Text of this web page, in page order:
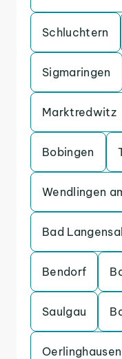
Schluchtern
Sigmaringen
Marktredwitz
Bobingen
Wendlingen
Bad
Bendorf
Saulgau
Oerlinghausen